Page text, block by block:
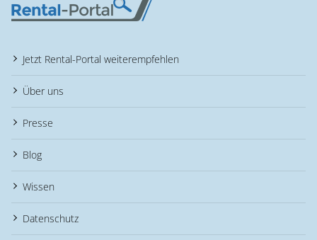
Jetzt Rental-Portal weiterempfehlen
Über uns
Presse
Blog
Wissen
Datenschutz